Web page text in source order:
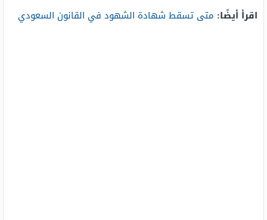
اقرأ أيضًا: متى تسقط شهادة الشهود في القانون السعودي